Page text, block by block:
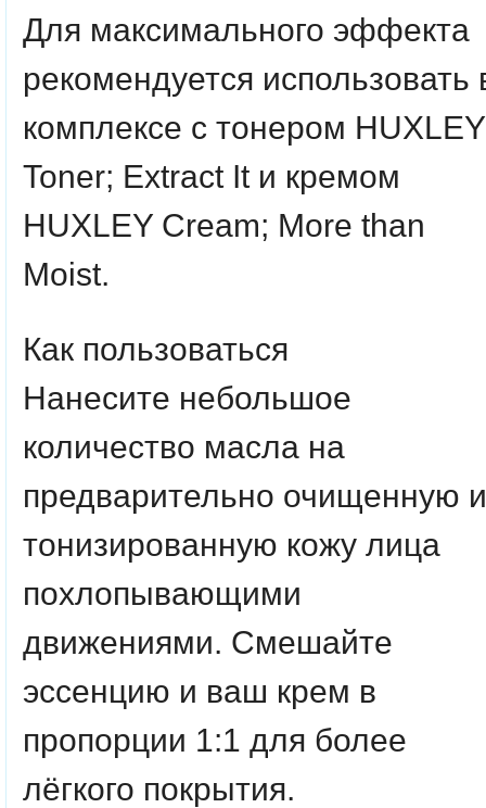
Для максимального эффекта
рекомендуется использовать
комплексе с тонером HUXLEY
Toner; Extract It и кремом
HUXLEY Cream; More than
Moist.
Как пользоваться
Нанесите небольшое
количество масла на
предварительно очищенную и
тонизированную кожу лица
похлопывающими
движениями. Смешайте
эссенцию и ваш крем в
пропорции 1:1 для более
лёгкого покрытия.